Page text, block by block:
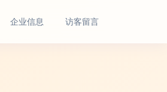
企业信息 访客留言